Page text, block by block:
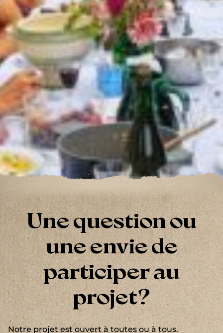
Une question ou
une envie de
participer au
projet?
Notre projet est ouvert à toutes ou à tous.